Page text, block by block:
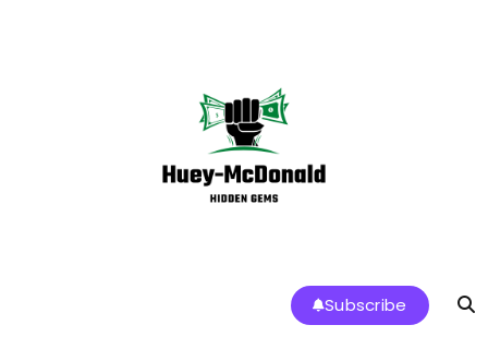
Huey-McDonald Tren Makanan dan
Restoran Terbaik di Indonesia
Subscribe